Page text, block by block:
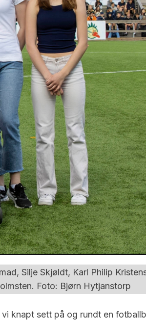
Silje Skjøldt, Karl Philip
Foto: Bjørn Hytjanstorp
knapt sett på og rundt en